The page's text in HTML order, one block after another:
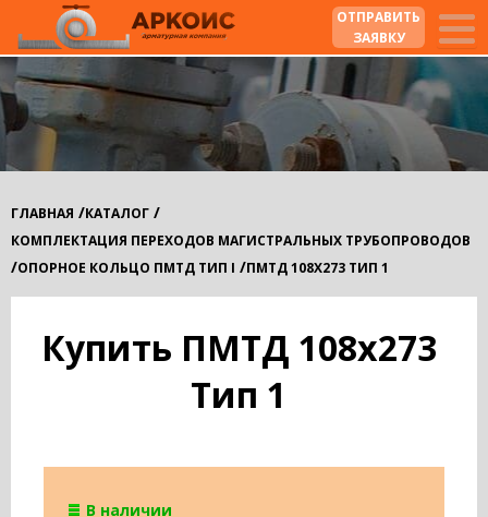
ОТПРАВИТЬ
ЗАЯВКУ
ГЛАВНАЯ /КАТАЛОГ /
КОМПЛЕКТАЦИЯ ПЕРЕХОДОВ МАГИСТРАЛЬНЫХ ТРУБОПРОВОДОВ
/ОПОРНОЕ КОЛЬЦО ПМТД ТИП I /ПМТД 108Х273 ТИП 1
Купить ПМТД 108х273
Тип 1
В наличии